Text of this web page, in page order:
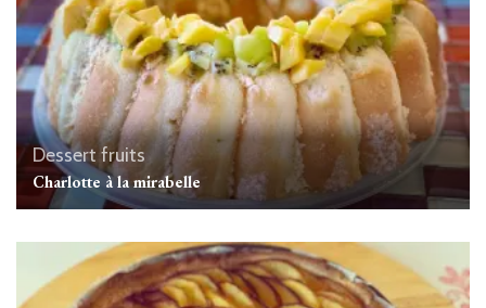
Dessert fruits
Charlotte à la mirabelle